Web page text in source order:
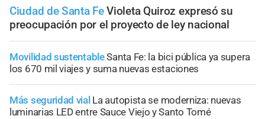
Ciudad de Santa Fe Violeta Quiroz expresó su
preocupación por el proyecto de ley nacional
Movilidad sustentableSanta Fe: la bici pública ya supera
los 670 mil viajes y suma nuevas estaciones
Más seguridad vial La autopista se moderniza: nuevas
luminarias LED entre Sauce Viejo y Santo Tomé